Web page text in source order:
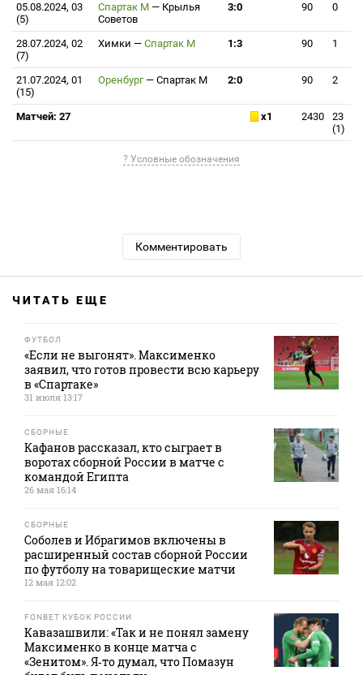
05.08.2024, 03
(5)
Спартак М — Крылья
Советов
3:0 90 0
28.07.2024, 02
(7)
Химки — Спартак М 1:3 90 1
21.07.2024, 01
(15)
Оренбург — Спартак М 2:0 90 2
Матчей: 27 x1 2430
23
(1)
? Условные обозначения
Комментировать
ЧИТАТЬ ЕЩЕ
ФУТБОЛ
«Если не выгонят». Максименко
заявил, что готов провести всю карьеру
в «Спартаке»
31 июля 13:17
СБОРНЫЕ
Кафанов рассказал, кто сыграет в
воротах сборной России в матче с
командой Египта
26 мая 16:14
СБОРНЫЕ
Соболев и Ибрагимов включены в
расширенный состав сборной России
по футболу на товарищеские матчи
12 мая 12:02
FONBET КУБОК РОССИИ
Кавазашвили: «Так и не понял замену
Максименко в конце матча с
«Зенитом». Я‑то думал, что Помазун